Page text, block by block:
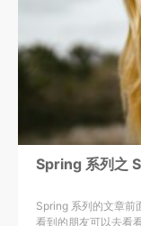
Spring 系列之
Spring 系列的文章前
看到的朋友可以去看